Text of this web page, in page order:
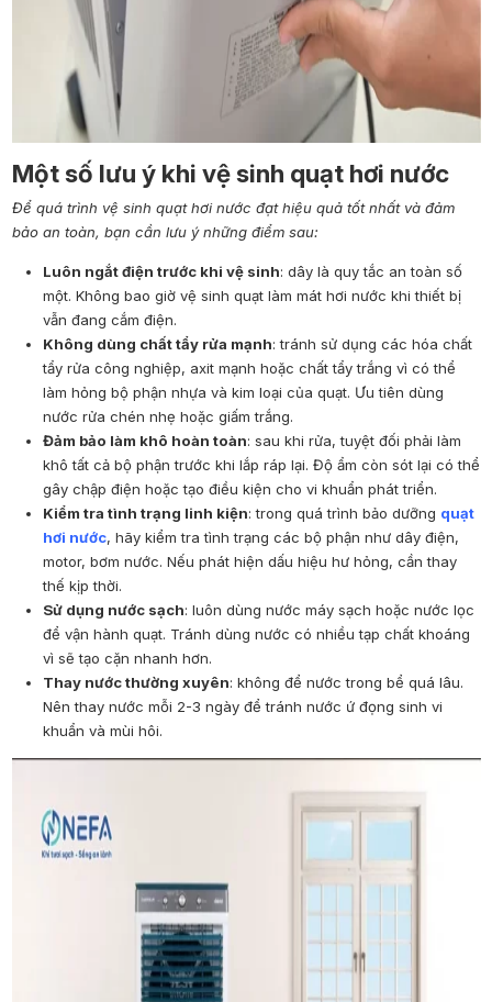
Một số lưu ý khi vệ sinh quạt hơi nước
Để quá trình vệ sinh quạt hơi nước đạt hiệu quả tốt nhất và đảm
bảo an toàn, bạn cần lưu ý những điểm sau:
Luôn ngắt điện trước khi vệ sinh: dây là quy tắc an toàn số
một. Không bao giờ vệ sinh quạt làm mát hơi nước khi thiết bị
vẫn đang cắm điện.
Không dùng chất tẩy rửa mạnh: tránh sử dụng các hóa chất
tẩy rửa công nghiệp, axit mạnh hoặc chất tẩy trắng vì có thể
làm hỏng bộ phận nhựa và kim loại của quạt. Ưu tiên dùng
nước rửa chén nhẹ hoặc giấm trắng.
Đảm bảo làm khô hoàn toàn: sau khi rửa, tuyệt đối phải làm
khô tất cả bộ phận trước khi lắp ráp lại. Độ ẩm còn sót lại có thể
gây chập điện hoặc tạo điều kiện cho vi khuẩn phát triển.
Kiểm tra tình trạng linh kiện: trong quá trình bảo dưỡng quạt
hơi nước, hãy kiểm tra tình trạng các bộ phận như dây điện,
motor, bơm nước. Nếu phát hiện dấu hiệu hư hỏng, cần thay
thế kịp thời.
Sử dụng nước sạch: luôn dùng nước máy sạch hoặc nước lọc
để vận hành quạt. Tránh dùng nước có nhiều tạp chất khoáng
vì sẽ tạo cặn nhanh hơn.
Thay nước thường xuyên: không để nước trong bể quá lâu.
Nên thay nước mỗi 2-3 ngày để tránh nước ứ đọng sinh vi
khuẩn và mùi hôi.